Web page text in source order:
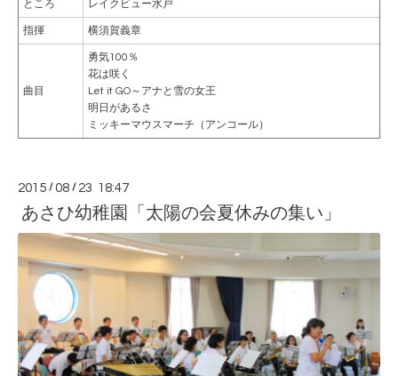
ところ レイクビュー水戸
指揮 横須賀義章
曲目
勇気100％
花は咲く
Let it GO～アナと雪の女王
明日があるさ
ミッキーマウスマーチ（アンコール）
2015 /08 / 23 18:47
あさひ幼稚園「太陽の会夏休みの集い」